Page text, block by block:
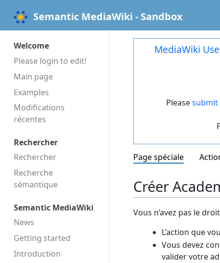
Semantic MediaWiki - Sandbox
Welcome
Please login to edit!
Main page
Examples
Modifications
récentes
Rechercher
Rechercher
Recherche
sémantique
Semantic MediaWiki
News
Getting started
Introduction
MediaWiki
Pleasesubmit
Page spéciale
Créer
Vous n’avez pas le
L’action que
Vous devez
valider votre